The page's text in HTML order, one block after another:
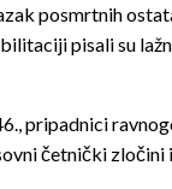
posmrtnih
pisali su
pripadnici
četnički zločini i